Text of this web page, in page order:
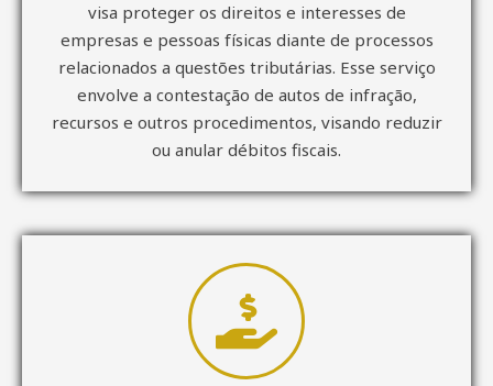
visa proteger os direitos e interesses de
empresas e pessoas físicas diante de processos
relacionados a questões tributárias. Esse serviço
envolve a contestação de autos de infração,
recursos e outros procedimentos, visando reduzir
ou anular débitos fiscais.